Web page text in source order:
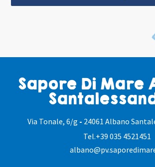
Sapore Di Mare
Via Tonale, 6/g - 24061 Albano
Tel.+39 035 4521451